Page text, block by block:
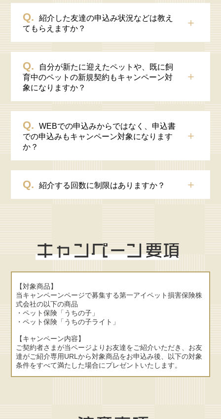
＋
紹介した友達の申込み状況などは教え
てもらえますか？
＋
自分が新たに迎えたペットや、既に飼
育中のペットの新規契約もキャンペーン対
象になりますか？
＋
WEBでの申込みからではなく、申込書
での申込みもキャンペーン対象になります
か？
＋
紹介する回数に制限はありますか？
【対象商品】
当キャンペーンページで募集する第一アイペット損害保険株
式会社の以下の商品
・ペット保険「うちの子」
・ペット保険「うちの子ライト」
【キャンペーン内容】
ご契約者さまが当ページよりお友達をご紹介いただき、お友
達がご紹介専用URLから対象商品をお申込み後、以下の対象
条件をすべて満たした場合にプレゼントいたします。